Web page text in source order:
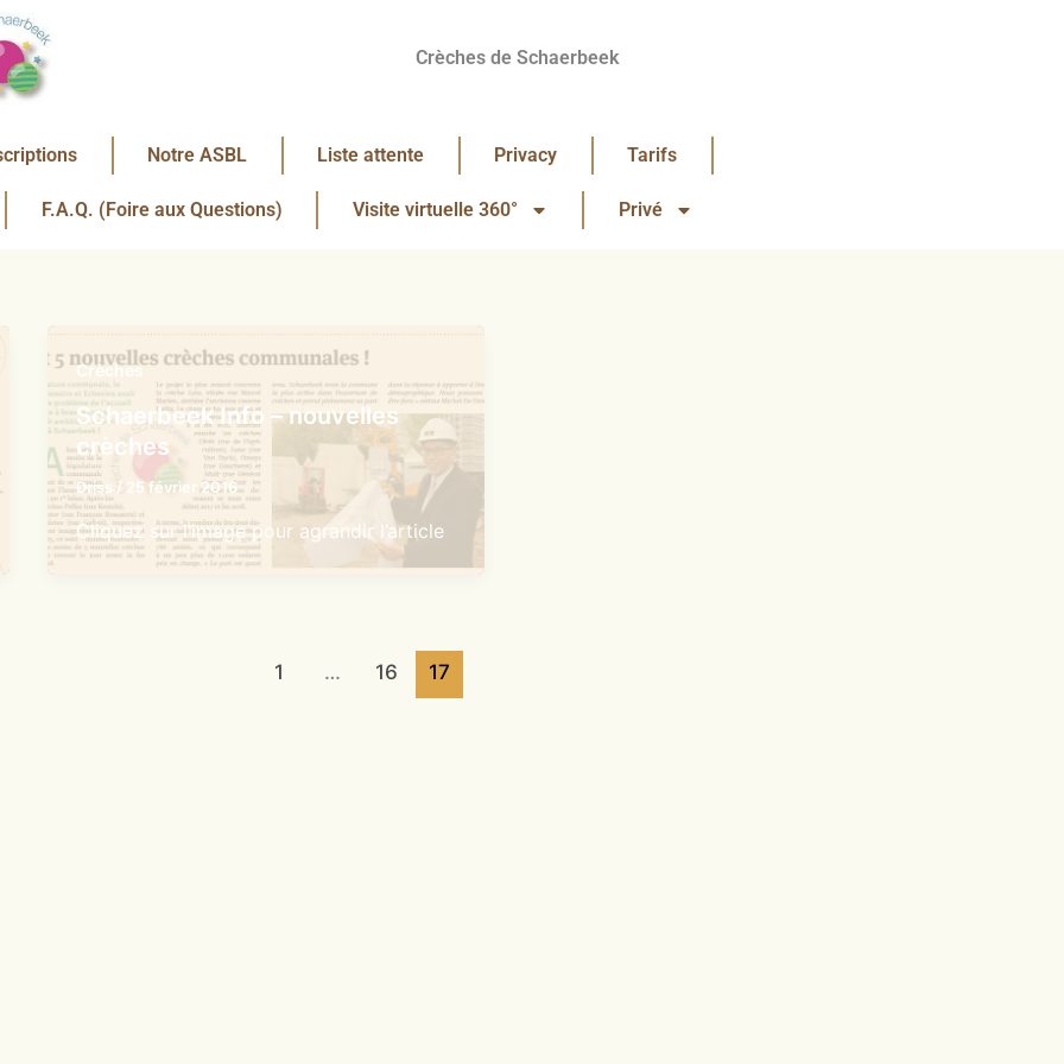
Crèches de Schaerbeek
Notre ASBL Liste attente Privacy Tarifs
F.A.Q. (Foire aux Questions) Visite virtuelle 360° Privé
Crèches
Schaerbeek Info – nouvelles
crèches
Driss / 25 février 2016
Cliquez sur l’image pour agrandir l’article
1 … 16 17